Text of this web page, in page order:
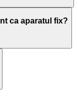
ca aparatul fix?